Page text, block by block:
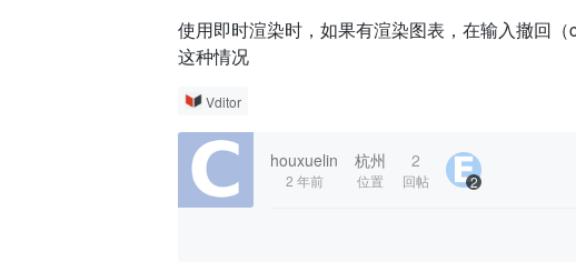
使用即时渲染时，如果有渲染图表，在输入撤回
这种情况
Vditor
houxuelin
2 年前
杭州
位置
2
回帖 2